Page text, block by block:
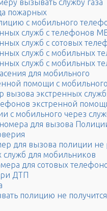
вызывать службу газа
пожарных
с мобильного
служб с телефонов
служб с сотовых
служб с мобильных
служб с мобильных
для мобильного
помощи с
экстренных
экстренной
с мобильного через
для вызова
для вызова полиции не
для мобильников
для сотовых
ДТП
полицию не